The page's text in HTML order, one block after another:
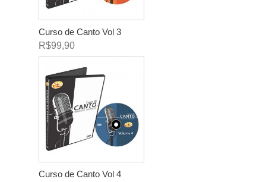
Curso de Canto Vol 3
R$99,90
Curso de Canto Vol 4